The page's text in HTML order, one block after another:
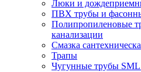
Люки и
ПВХ трубы и
Полипропиленовые
канализации
Смазка
Трапы
Чугунные трубы SML